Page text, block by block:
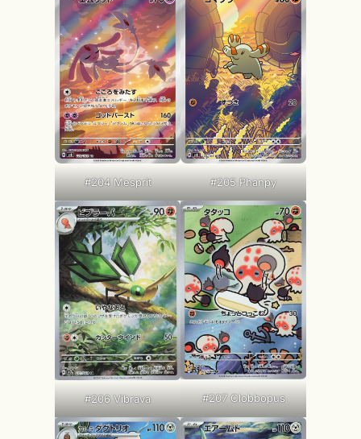
#204 Mesprit #205 Phanpy
#206 Vibrava #207 Clobbopus